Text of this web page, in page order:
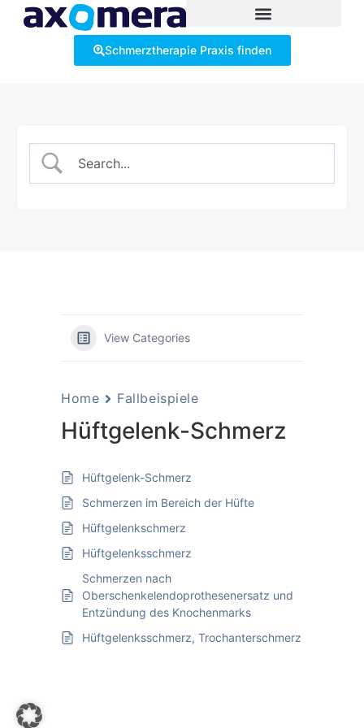
Schmerztherapie Praxis finden
View Categories
Home Fallbeispiele
Hüftgelenk-Schmerz
Hüftgelenk-Schmerz
Schmerzen im Bereich der Hüfte
Hüftgelenkschmerz
Hüftgelenksschmerz
Schmerzen nach
Oberschenkelendoprothesenersatz und
Entzündung des Knochenmarks
Hüftgelenksschmerz, Trochanterschmerz